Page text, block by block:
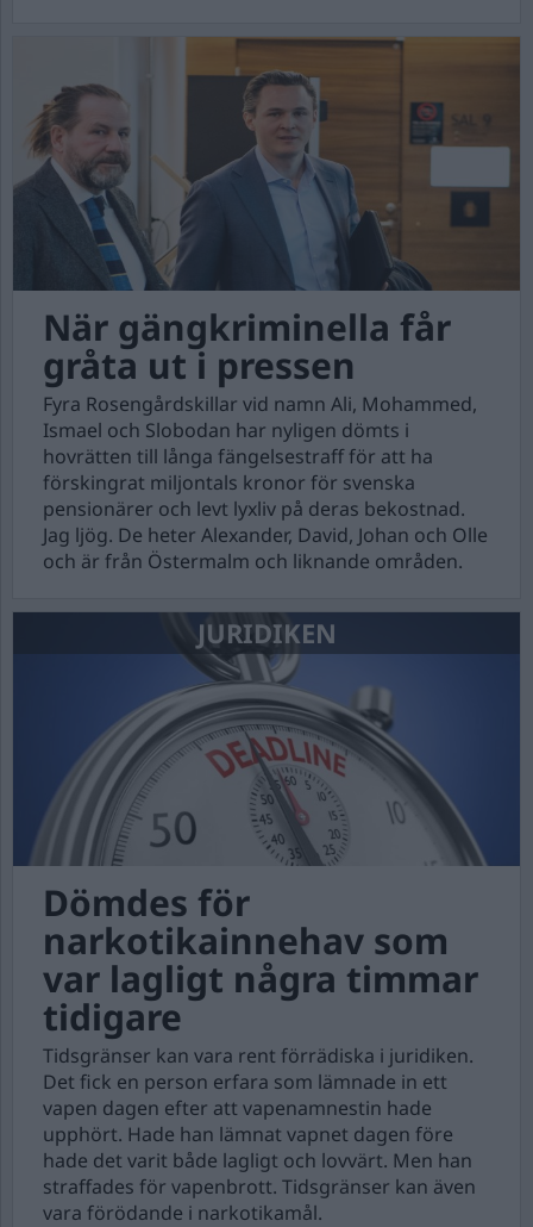
När gängkriminella får
gråta ut i pressen
Fyra Rosengårdskillar vid namn Ali, Mohammed,
Ismael och Slobodan har nyligen dömts i
hovrätten till långa fängelsestraff för att ha
förskingrat miljontals kronor för svenska
pensionärer och levt lyxliv på deras bekostnad.
Jag ljög. De heter Alexander, David, Johan och Olle
och är från Östermalm och liknande områden.
JURIDIKEN
Dömdes för
narkotikainnehav som
var lagligt några timmar
tidigare
Tidsgränser kan vara rent förrädiska i juridiken.
Det fick en person erfara som lämnade in ett
vapen dagen efter att vapenamnestin hade
upphört. Hade han lämnat vapnet dagen före
hade det varit både lagligt och lovvärt. Men han
straffades för vapenbrott. Tidsgränser kan även
vara förödande i narkotikamål.